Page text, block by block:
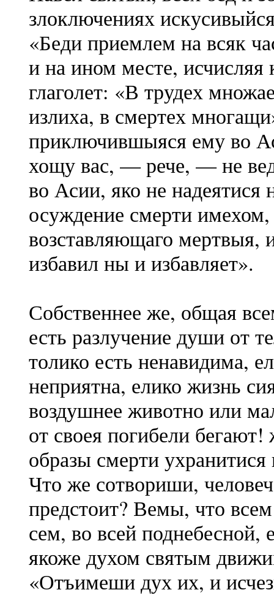
злоключениях
«Беди приемлем на всяк
и на ином месте, исчисляя
глаголет: «В трудех
излиха, в смертех
приключившыяся ему во
хощу вас, — рече, — не
во Асии, яко не
осуждение смерти
возставляющаго мертвыя,
избавил ны и избавляет».
Собственнее же, общая
есть разлучение души от
толико есть ненавидима,
неприятна, елико жизнь
воздушнее животно или
от своея погибели
образы смерти
Что же сотвориши,
предстоит? Вемы, что
сем, во всей
якоже духом святым
«Отъимеши дух их, и